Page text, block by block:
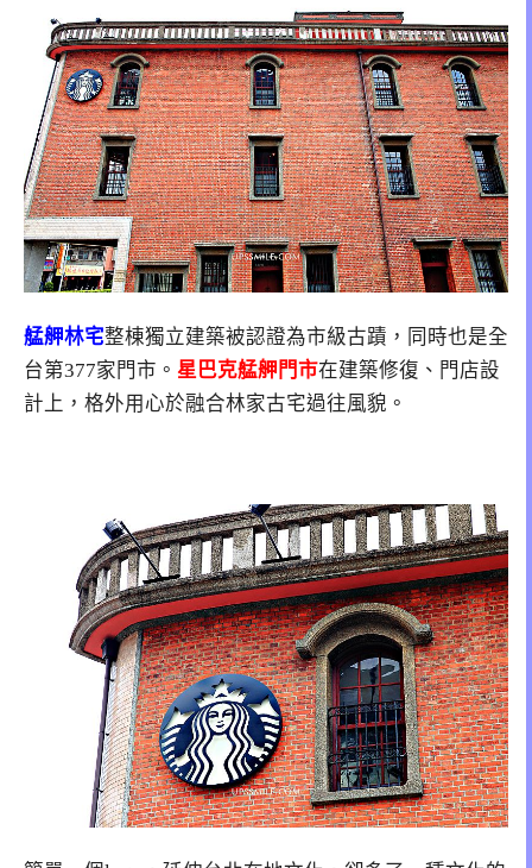
艋舺林宅整棟獨立建築被認證為市級古蹟，同時也是全
台第377家門市。 星巴克艋舺門市在建築修復、門店設
計上，格外用心於融合林家古宅過往風貌。